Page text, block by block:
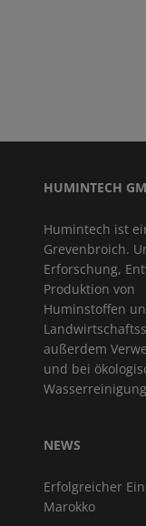
HUMINTECH
Humintech ist
Grevenbroich.
Erforschung,
Produktion von
Huminstoffen
außerdem
und bei
NEWS
Erfolgreicher
Marokko